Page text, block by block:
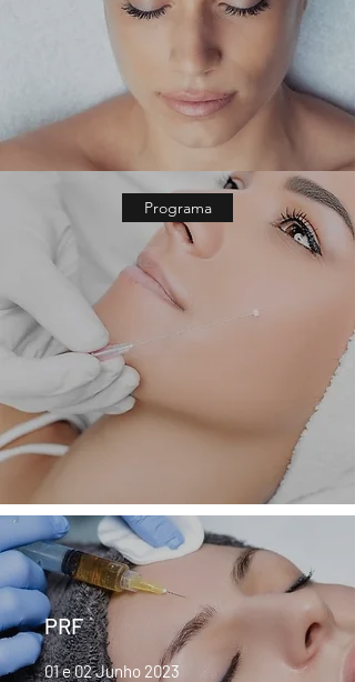
Programa
PRF
01 e 02 Junho 2023